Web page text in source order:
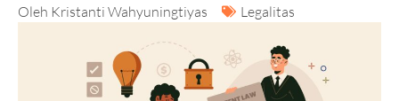
Oleh Kristanti Wahyuningtiyas Legalitas